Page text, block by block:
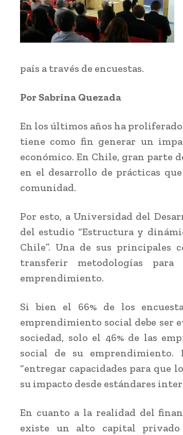
país a través de encuestas.
Por Sabrina Quezada
En los últimos años ha
tiene como fin generar un
económico. En Chile, gran parte
en el desarrollo de prácticas
comunidad.
Por esto, a Universidad del
del estudio “Estructura y
Chile”. Una de sus principales
transferir metodologías
emprendimiento.
Si bien el 66% de los
emprendimiento social debe ser
sociedad, solo el 46% de las
social de su emprendimiento.
“entregar capacidades para que
su impacto desde estándares
En cuanto a la realidad del
existe un alto capital